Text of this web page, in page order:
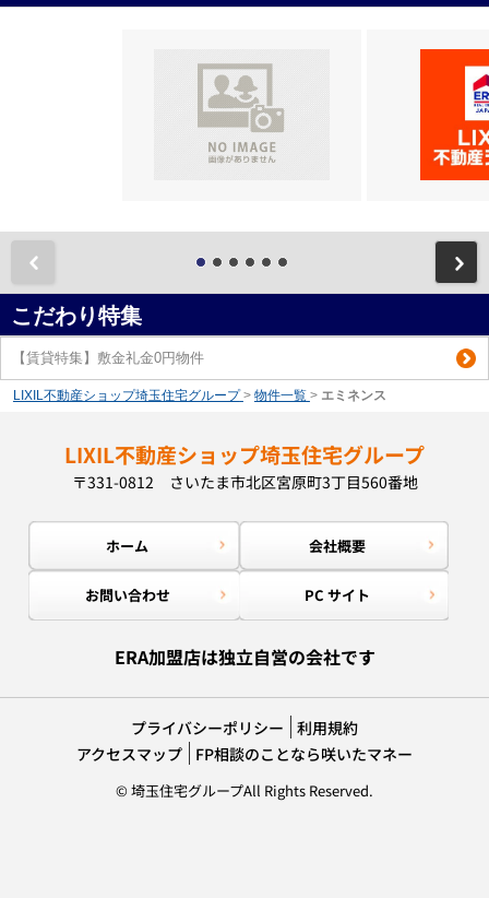
こだわり特集
【賃貸特集】敷金礼金0円物件
LIXIL不動産ショップ埼玉住宅グループ > 物件一覧 > エミネンス
LIXIL不動産ショップ埼玉住宅グループ
〒331-0812 さいたま市北区宮原町3丁目560番地
ホーム 会社概要
お問い合わせ PC サイト
ERA加盟店は独立自営の会社です
プライバシーポリシー
利用規約
アクセスマップ
FP相談のことなら咲いたマネー
© 埼玉住宅グループAll Rights Reserved.